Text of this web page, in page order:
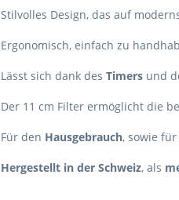
Stilvolles Design, das auf
Ergonomisch, einfach zu
Lässt sich dank des Timers und
Der 11 cm Filter ermöglicht die
Für den Hausgebrauch, sowie für
Hergestellt in der Schweiz, als